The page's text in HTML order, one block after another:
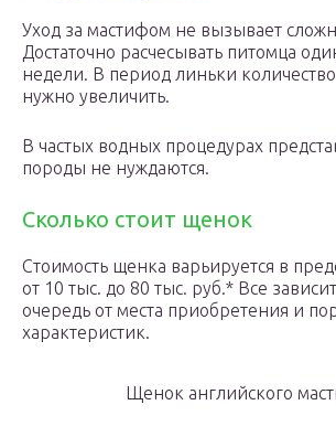
Уход за мастифом не вызывает
Достаточно расчесывать питомца
недели. В период линьки
нужно увеличить.
В частых водных процедурах
породы не нуждаются.
Сколько стоит щенок
Стоимость щенка варьируется в
от 10 тыс. до 80 тыс. руб.* Все
очередь от места приобретения и
характеристик.
Щенок английского